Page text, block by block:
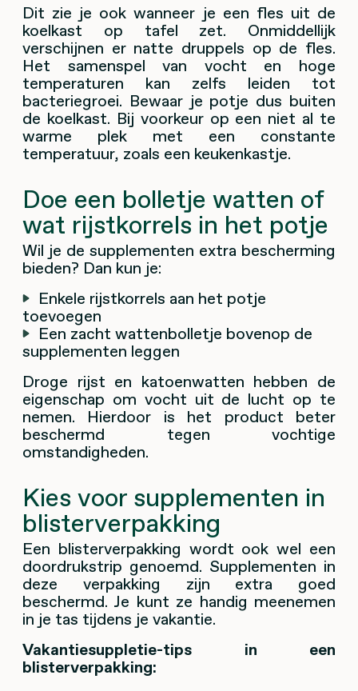
Dit zie je ook wanneer je een fles uit de
koelkast op tafel zet. Onmiddellijk
verschijnen er natte druppels op de fles.
Het samenspel van vocht en hoge
temperaturen kan zelfs leiden tot
bacteriegroei. Bewaar je potje dus buiten
de koelkast. Bij voorkeur op een niet al te
warme plek met een constante
temperatuur, zoals een keukenkastje.
Doe een bolletje watten of
wat rijstkorrels in het potje
Wil je de supplementen extra bescherming
bieden? Dan kun je:
Enkele rijstkorrels aan het potje
toevoegen
Een zacht wattenbolletje bovenop de
supplementen leggen
Droge rijst en katoenwatten hebben de
eigenschap om vocht uit de lucht op te
nemen. Hierdoor is het product beter
beschermd tegen vochtige
omstandigheden.
Kies voor supplementen in
blisterverpakking
Een blisterverpakking wordt ook wel een
doordrukstrip genoemd. Supplementen in
deze verpakking zijn extra goed
beschermd. Je kunt ze handig meenemen
in je tas tijdens je vakantie.
Vakantiesuppletie-tips in een
blisterverpakking: